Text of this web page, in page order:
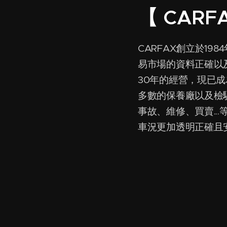
【
CARFAX創立於
易市場的資料正確
30年的經營，現已
多數的保養廠以及
事故、維修、買賣...
車況更加透明正確且